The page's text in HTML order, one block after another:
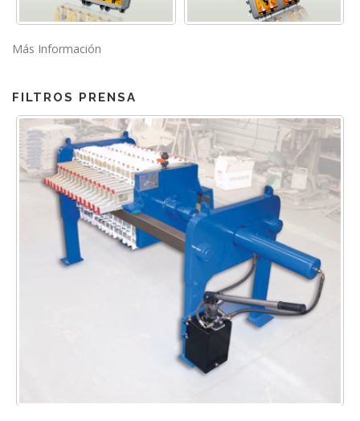
Más Información
FILTROS PRENSA